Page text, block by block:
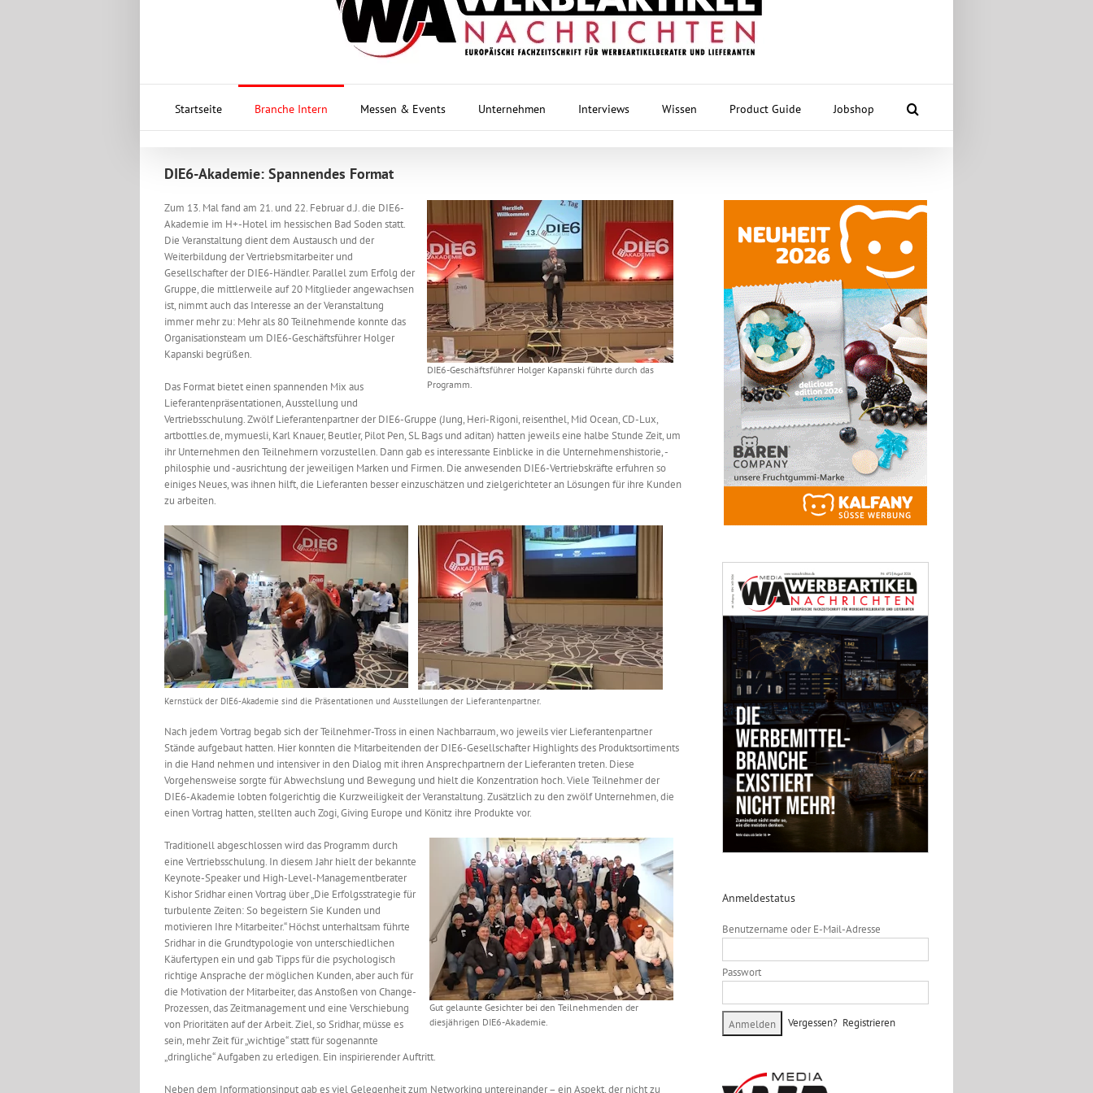
Startseite Branche Intern Messen & Events Unternehmen Interviews Wissen Product Guide Jobshop
DIE6-Akademie: Spannendes Format
DIE6-Geschäftsführer Holger Kapanski führte durch das
Programm.
Zum 13. Mal fand am 21. und 22. Februar d.J. die DIE6-
Akademie im H+-Hotel im hessischen Bad Soden statt.
Die Veranstaltung dient dem Austausch und der
Weiterbildung der Vertriebsmitarbeiter und
Gesellschafter der DIE6-Händler. Parallel zum Erfolg der
Gruppe, die mittlerweile auf 20 Mitglieder angewachsen
ist, nimmt auch das Interesse an der Veranstaltung
immer mehr zu: Mehr als 80 Teilnehmende konnte das
Organisationsteam um DIE6-Geschäftsführer Holger
Kapanski begrüßen.
Das Format bietet einen spannenden Mix aus
Lieferantenpräsentationen, Ausstellung und
Vertriebsschulung. Zwölf Lieferantenpartner der DIE6-Gruppe (Jung, Heri-Rigoni, reisenthel, Mid Ocean, CD-Lux,
artbottles.de, mymuesli, Karl Knauer, Beutler, Pilot Pen, SL Bags und aditan) hatten jeweils eine halbe Stunde Zeit, um
ihr Unternehmen den Teilnehmern vorzustellen. Dann gab es interessante Einblicke in die Unternehmenshistorie, -
philosphie und -ausrichtung der jeweiligen Marken und Firmen. Die anwesenden DIE6-Vertriebskräfte erfuhren so
einiges Neues, was ihnen hilft, die Lieferanten besser einzuschätzen und zielgerichteter an Lösungen für ihre Kunden
zu arbeiten.
Kernstück der DIE6-Akademie sind die Präsentationen und Ausstellungen der Lieferantenpartner.
Nach jedem Vortrag begab sich der Teilnehmer-Tross in einen Nachbarraum, wo jeweils vier Lieferantenpartner
Stände aufgebaut hatten. Hier konnten die Mitarbeitenden der DIE6-Gesellschafter Highlights des Produktsortiments
in die Hand nehmen und intensiver in den Dialog mit ihren Ansprechpartnern der Lieferanten treten. Diese
Vorgehensweise sorgte für Abwechslung und Bewegung und hielt die Konzentration hoch. Viele Teilnehmer der
DIE6-Akademie lobten folgerichtig die Kurzweiligkeit der Veranstaltung. Zusätzlich zu den zwölf Unternehmen, die
einen Vortrag hatten, stellten auch Zogi, Giving Europe und Könitz ihre Produkte vor.
Gut gelaunte Gesichter bei den Teilnehmenden der
diesjährigen DIE6-Akademie.
Traditionell abgeschlossen wird das Programm durch
eine Vertriebsschulung. In diesem Jahr hielt der bekannte
Keynote-Speaker und High-Level-Managementberater
Kishor Sridhar einen Vortrag über „Die Erfolgsstrategie für
turbulente Zeiten: So begeistern Sie Kunden und
motivieren Ihre Mitarbeiter.“ Höchst unterhaltsam führte
Sridhar in die Grundtypologie von unterschiedlichen
Käufertypen ein und gab Tipps für die psychologisch
richtige Ansprache der möglichen Kunden, aber auch für
die Motivation der Mitarbeiter, das Anstoßen von Change-
Prozessen, das Zeitmanagement und eine Verschiebung
von Prioritäten auf der Arbeit. Ziel, so Sridhar, müsse es
sein, mehr Zeit für „wichtige“ statt für sogenannte
„dringliche“ Aufgaben zu erledigen. Ein inspirierender Auftritt.
Neben dem Informationsinput gab es viel Gelegenheit zum Networking untereinander – ein Aspekt, der nicht zu
Anmeldestatus
Benutzername oder E-Mail-Adresse
Passwort
Vergessen? Registrieren